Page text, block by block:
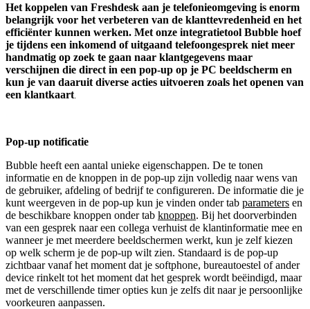
Het koppelen van Freshdesk aan je telefonieomgeving is enorm
belangrijk voor het verbeteren van de klanttevredenheid en het
efficiënter kunnen werken. Met onze integratietool Bubble hoef
je tijdens een inkomend of uitgaand telefoongesprek niet meer
handmatig op zoek te gaan naar klantgegevens maar
verschijnen die direct in een pop-up op je PC beeldscherm en
kun je van daaruit diverse acties uitvoeren zoals het openen van
een klantkaart
Pop-up notificatie
Bubble heeft een aantal unieke eigenschappen. De te tonen
informatie en de knoppen in de pop-up zijn volledig naar wens van
de gebruiker, afdeling of bedrijf te configureren. De informatie die je
kunt weergeven in de pop-up kun je vinden onder tab parameters en
de beschikbare knoppen onder tab knoppen. Bij het doorverbinden
van een gesprek naar een collega verhuist de klantinformatie mee en
wanneer je met meerdere beeldschermen werkt, kun je zelf kiezen
op welk scherm je de pop-up wilt zien. Standaard is de pop-up
zichtbaar vanaf het moment dat je softphone, bureautoestel of ander
device rinkelt tot het moment dat het gesprek wordt beëindigd, maar
met de verschillende timer opties kun je zelfs dit naar je persoonlijke
voorkeuren aanpassen.